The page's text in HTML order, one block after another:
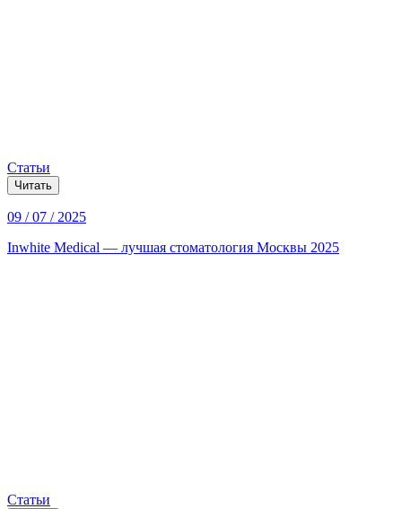
Статьи
Читать
09 / 07 / 2025
Inwhite Medical — лучшая стоматология Москвы 2025
Статьи